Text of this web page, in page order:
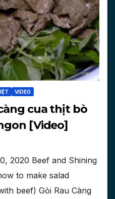
VIDEO
cua thịt bò
[Video]
2020 Beef and Shining
to make salad
beef) Gỏi Rau Càng